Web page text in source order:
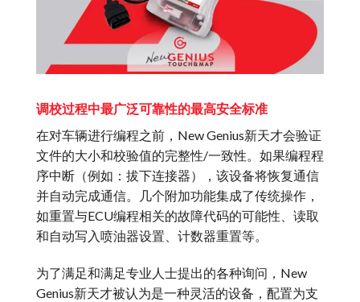
调校过程中最广泛可靠性的最高安全标准
在对车辆进行编程之前，New Genius新天才会验证
文件的大小和校验值的完整性/一致性。如果编程程
序中断（例如：拔下连接器），该设备将恢复通信
并自动完成通信。几个附加功能集成了传统操作，
如重置与ECU编程相关的故障代码的可能性、读取
和自动写入喷油器设置、计数器重置等。
为了满足和满足专业人士提出的各种询问，New
Genius新天才被认为是一种灵活的设备，配置为支